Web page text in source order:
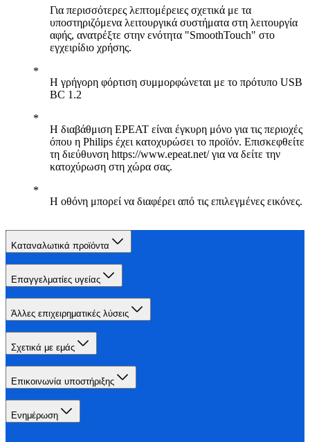
Για περισσότερες λεπτομέρειες σχετικά με τα
υποστηριζόμενα λειτουργικά συστήματα στη λειτουργία
αφής, ανατρέξτε στην ενότητα "SmoothTouch" στο
εγχειρίδιο χρήσης.
Η γρήγορη φόρτιση συμμορφώνεται με το πρότυπο USB
BC 1.2
Η διαβάθμιση EPEAT είναι έγκυρη μόνο για τις περιοχές
όπου η Philips έχει κατοχυρώσει το προϊόν. Επισκεφθείτε
τη διεύθυνση https://www.epeat.net/ για να δείτε την
κατοχύρωση στη χώρα σας.
Η οθόνη μπορεί να διαφέρει από τις επιλεγμένες εικόνες.
Καταναλωτικά προϊόντα
Επαγγελματίες υγείας
Άλλες επιχειρηματικές λύσεις
Σχετικά με εμάς
Επικοινωνία υποστήριξης
Ενημέρωση